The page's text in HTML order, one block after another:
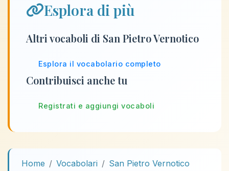
Esplora di più
Altri vocaboli di San Pietro Vernotico
Esplora il vocabolario completo
Contribuisci anche tu
Registrati e aggiungi vocaboli
Home Vocabolari
San Pietro Vernotico